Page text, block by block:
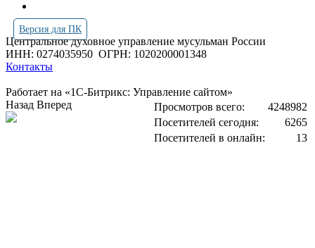
Версия для ПК
Центральное духовное управление мусульман России
ИНН: 0274035950 ОГРН: 1020200001348
Контакты
Работает на «1С-Битрикс: Управление сайтом»
Просмотров всего:
4248982
Посетителей сегодня:
6265
Посетителей в онлайн:
13
Назад Вперед